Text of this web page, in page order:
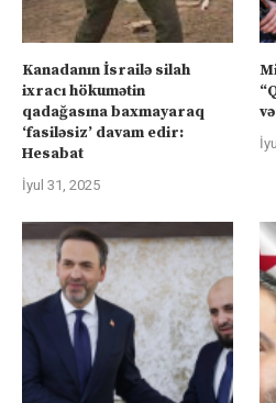
Kanadanın İsrailə silah
ixracı hökumətin
qadağasına baxmayaraq
‘fasiləsiz’ davam edir:
Hesabat
İyul 31, 2025